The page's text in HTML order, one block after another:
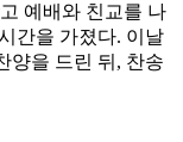
예배와 친교를 나
간을 가졌다. 이날
양을 드린 뒤, 찬송